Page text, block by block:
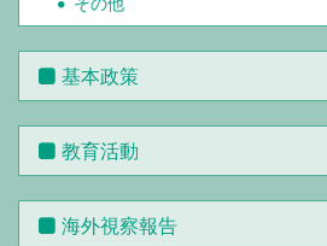
基本政策
教育活動
海外視察報告